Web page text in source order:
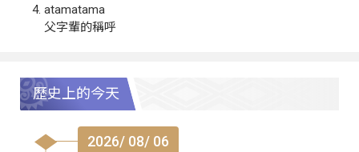
atamatama
父字輩的稱呼
歷史上的今天
2026/ 08/ 06